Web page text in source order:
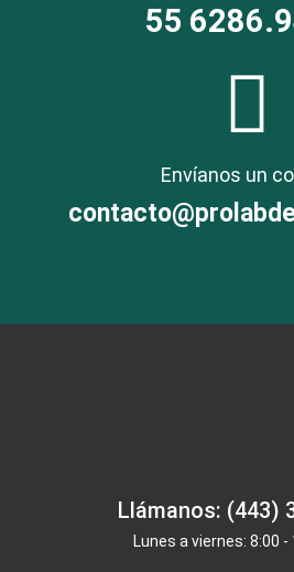
55
Envíanos un
Llámanos: (443)
Lunes a viernes: 8:00 -